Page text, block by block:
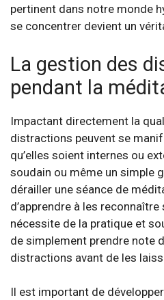
pertinent dans notre monde
se concentrer devient un
La gestion des
pendant la
Impactant directement la
distractions peuvent se
qu’elles soient internes ou
soudain ou même un simple
dérailler une séance de
d’apprendre à les reconnaître
nécessite de la pratique et
de simplement prendre note
distractions avant de les
Il est important de